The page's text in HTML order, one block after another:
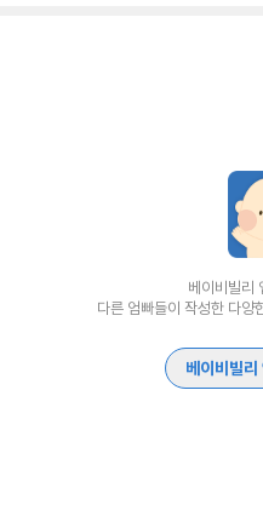
베이비빌리
다른 엄빠들이 작성한 다양
베이비빌리